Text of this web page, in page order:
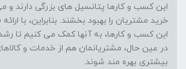
این کسب و کارها پتانسیل های بزرگی دارند و
خرید مشتریان را بهبود بخشند. بنابراین، با
این کسب و کارها، به آنها کمک می کنیم تا
در عین حال، مشتریانمان هم از خدمات و
بیشتری بهره مند شوند.